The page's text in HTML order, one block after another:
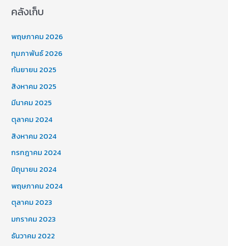
คลังเก็บ
พฤษภาคม 2026
กุมภาพันธ์ 2026
กันยายน 2025
สิงหาคม 2025
มีนาคม 2025
ตุลาคม 2024
สิงหาคม 2024
กรกฎาคม 2024
มิถุนายน 2024
พฤษภาคม 2024
ตุลาคม 2023
มกราคม 2023
ธันวาคม 2022